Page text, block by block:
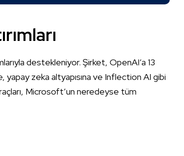
destekleniyor. Şirket, OpenAI’a 13
yapay zeka altyapısına ve Inflection AI gibi
Microsoft’un neredeyse tüm